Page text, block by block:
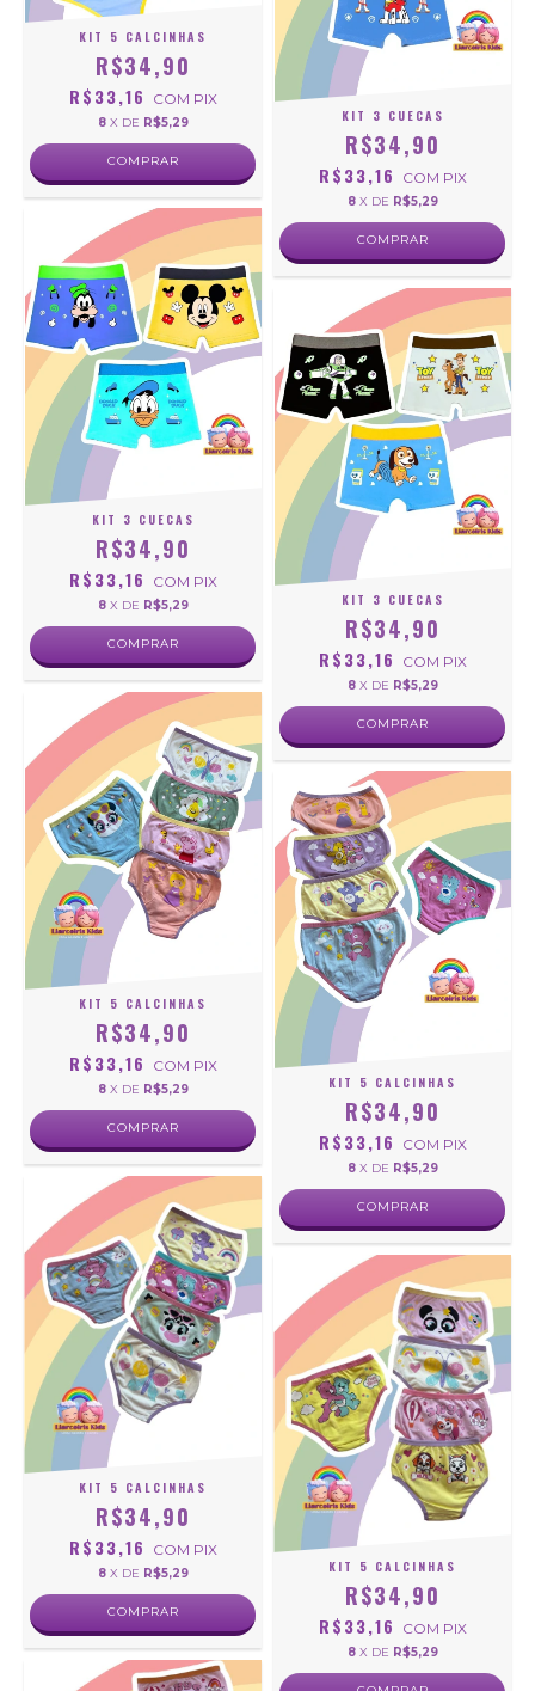
KIT 5 CALCINHAS
R$34,90
R$33,16 COM PIX
8 X DE R$5,29
COMPRAR
KIT 3 CUECAS
R$34,90
R$33,16 COM PIX
8 X DE R$5,29
COMPRAR
KIT 3 CUECAS
R$34,90
R$33,16 COM PIX
8 X DE R$5,29
COMPRAR
KIT 3 CUECAS
R$34,90
R$33,16 COM PIX
8 X DE R$5,29
COMPRAR
KIT 5 CALCINHAS
R$34,90
R$33,16 COM PIX
8 X DE R$5,29
COMPRAR
KIT 5 CALCINHAS
R$34,90
R$33,16 COM PIX
8 X DE R$5,29
COMPRAR
KIT 5 CALCINHAS
R$34,90
R$33,16 COM PIX
8 X DE R$5,29
COMPRAR
KIT 5 CALCINHAS
R$34,90
R$33,16 COM PIX
8 X DE R$5,29